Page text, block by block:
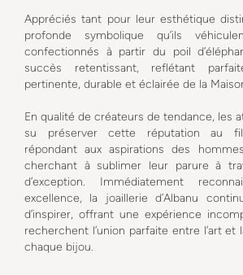
Appréciés tant pour leur esthétique
profonde symbolique qu’ils
confectionnés à partir du poil
succès retentissant, reflétant
pertinente, durable et éclairée de la
En qualité de créateurs de tendance, les
su préserver cette réputation au
répondant aux aspirations des
cherchant à sublimer leur parure à
d’exception. Immédiatement
excellence, la joaillerie d’Albanu
d’inspirer, offrant une expérience
recherchent l’union parfaite entre l’art et
chaque bijou.